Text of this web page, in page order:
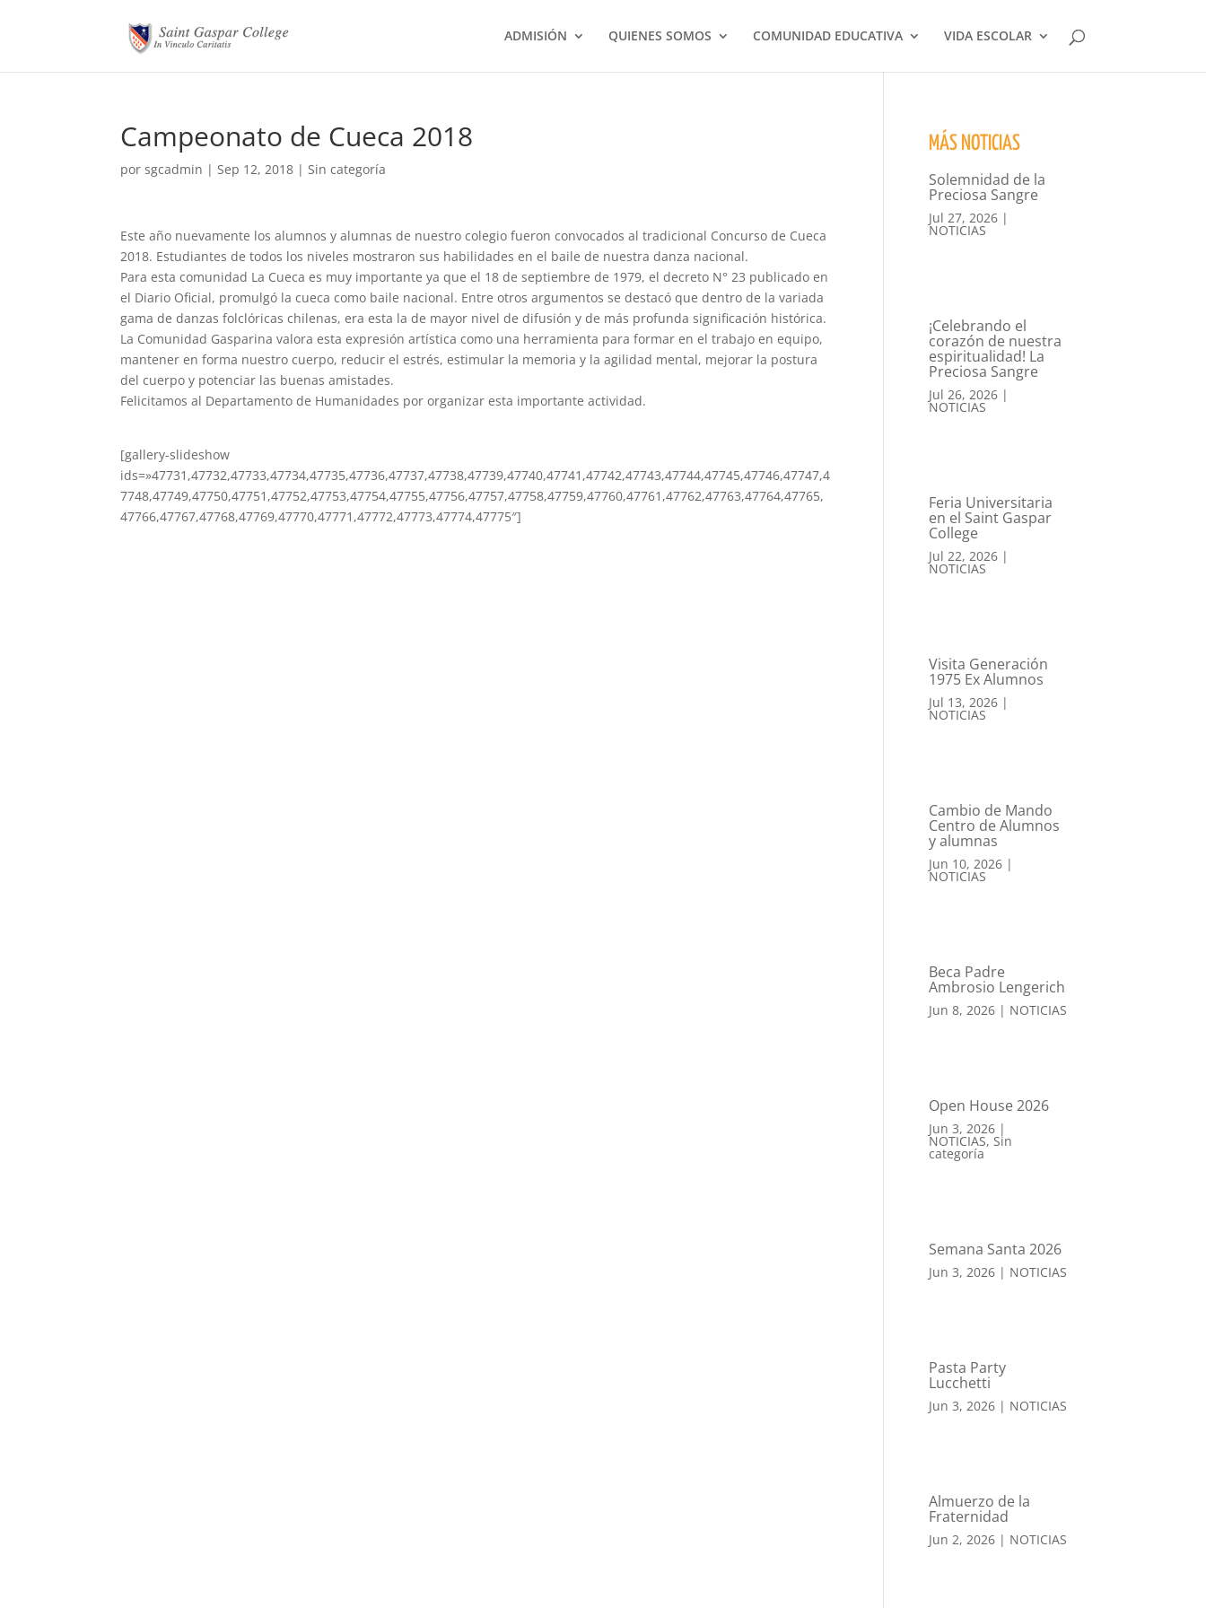
ADMISIÓN QUIENES SOMOS COMUNIDAD EDUCATIVA VIDA ESCOLAR
Campeonato de Cueca 2018
porsgcadmin |Sep 12, 2018 |Sin categoría
Este año nuevamente los alumnos y alumnas de nuestro colegio fueron convocados al tradicional Concurso de Cueca
2018. Estudiantes de todos los niveles mostraron sus habilidades en el baile de nuestra danza nacional.
Para esta comunidad La Cueca es muy importante ya que el 18 de septiembre de 1979, el decreto N° 23 publicado en
el Diario Oficial, promulgó la cueca como baile nacional. Entre otros argumentos se destacó que dentro de la variada
gama de danzas folclóricas chilenas, era esta la de mayor nivel de difusión y de más profunda significación histórica.
La Comunidad Gasparina valora esta expresión artística como una herramienta para formar en el trabajo en equipo,
mantener en forma nuestro cuerpo, reducir el estrés, estimular la memoria y la agilidad mental, mejorar la postura
del cuerpo y potenciar las buenas amistades.
Felicitamos al Departamento de Humanidades por organizar esta importante actividad.
[gallery-slideshow
ids=»47731,47732,47733,47734,47735,47736,47737,47738,47739,47740,47741,47742,47743,47744,47745,47746,47747,4
7748,47749,47750,47751,47752,47753,47754,47755,47756,47757,47758,47759,47760,47761,47762,47763,47764,47765,
47766,47767,47768,47769,47770,47771,47772,47773,47774,47775″]
MÁS NOTICIAS
Solemnidad de la
Preciosa Sangre
Jul 27, 2026|
NOTICIAS
¡Celebrando el
corazón de nuestra
espiritualidad! La
Preciosa Sangre
Jul 26, 2026|
NOTICIAS
Feria Universitaria
en el Saint Gaspar
College
Jul 22, 2026|
NOTICIAS
Visita Generación
1975 Ex Alumnos
Jul 13, 2026|
NOTICIAS
Cambio de Mando
Centro de Alumnos
y alumnas
Jun 10, 2026|
NOTICIAS
Beca Padre
Ambrosio Lengerich
Jun 8, 2026| NOTICIAS
Open House 2026
Jun 3, 2026|
NOTICIAS, Sin
categoría
Semana Santa 2026
Jun 3, 2026| NOTICIAS
Pasta Party
Lucchetti
Jun 3, 2026| NOTICIAS
Almuerzo de la
Fraternidad
Jun 2, 2026| NOTICIAS